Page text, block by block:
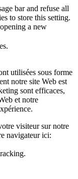
bar and refuse all
to store this setting.
a new
utilisées sous forme
notre site Web est
sont efficaces,
et notre
visiteur sur notre
navigateur ici: